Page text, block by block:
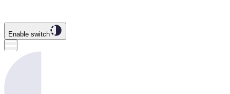
Enable switch